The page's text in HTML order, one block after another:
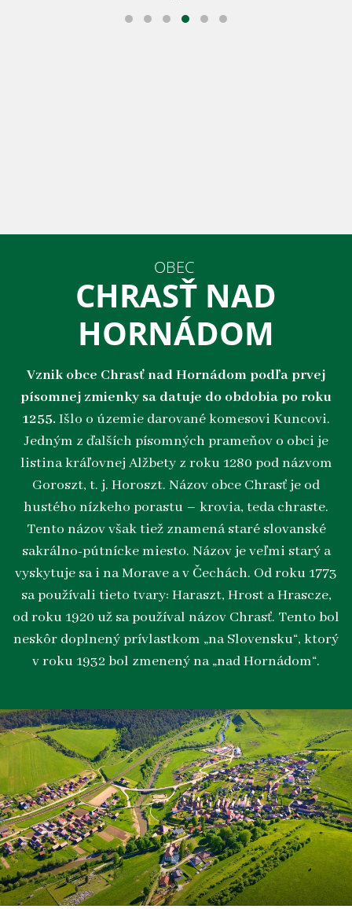
OBEC
CHRASŤ NAD
HORNÁDOM
Vznik obce Chrasť nad Hornádom podľa prvej
písomnej zmienky sa datuje do obdobia po roku
1255.Išlo o územie darované komesovi Kuncovi.
Jedným z ďalších písomných prameňov o obci je
listina kráľovnej Alžbety z roku 1280 pod názvom
Goroszt, t. j. Horoszt. Názov obce Chrasť je od
hustého nízkeho porastu – krovia, teda chraste.
Tento názov však tiež znamená staré slovanské
sakrálno-pútnícke miesto. Názov je veľmi starý a
vyskytuje sa i na Morave a v Čechách. Od roku 1773
sa používali tieto tvary: Haraszt, Hrost a Hrascze,
od roku 1920 už sa používal názov Chrasť. Tento bol
neskôr doplnený prívlastkom „na Slovensku“, ktorý
v roku 1932 bol zmenený na „nad Hornádom“.